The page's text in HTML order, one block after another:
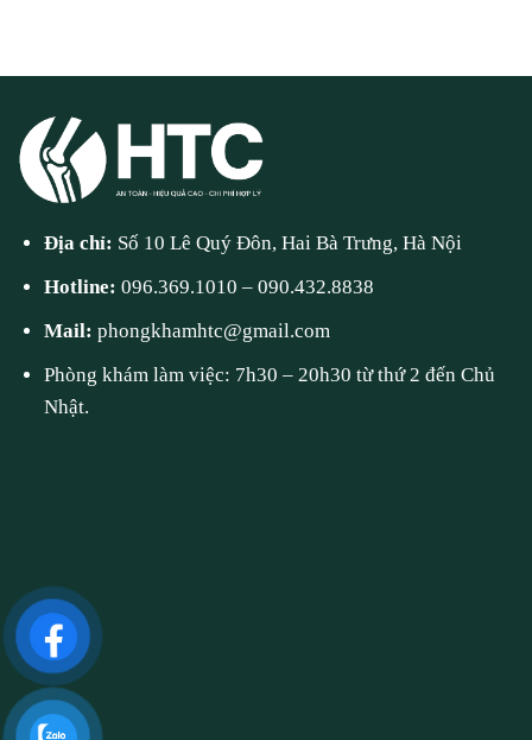
Địa chỉ: Số 10 Lê Quý Đôn, Hai Bà Trưng, Hà Nội
Hotline:096.369.1010 –090.432.8838
Mail:phongkhamhtc@gmail.com
Phòng khám làm việc: 7h30 – 20h30 từ thứ 2 đến Chủ
Nhật.